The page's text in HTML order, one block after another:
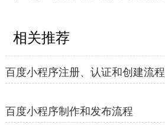
相关推荐
百度小程序注册、认证和创建流程
百度小程序制作和发布流程